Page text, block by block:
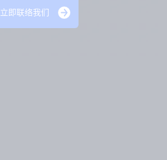
立即联络我们